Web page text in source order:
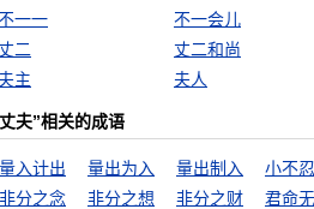
一一
不一会儿
二
丈二和尚
夫主 夫人
夫”相关的成语
量入计出 量出为入
量出制入
非分之念 非分之想 非分之财
君命